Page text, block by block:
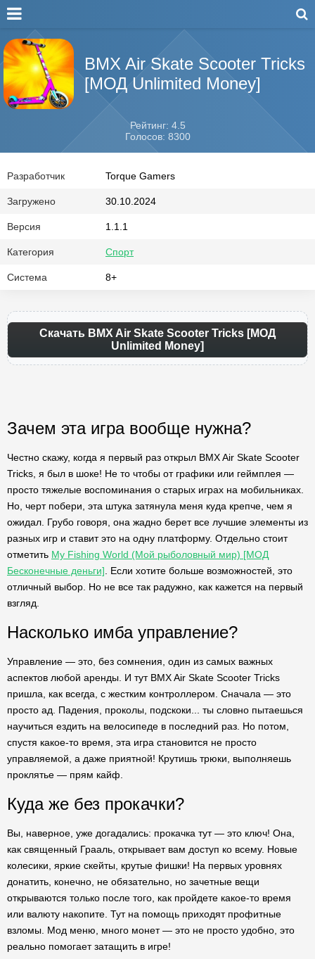
BMX Air Skate Scooter Tricks
[МОД Unlimited Money]
Рейтинг: 4.5
Голосов: 8300
Разработчик Torque Gamers
Загружено 30.10.2024
Версия 1.1.1
Категория Спорт
Система 8+
Скачать BMX Air Skate Scooter Tricks [МОД
Unlimited Money]
Зачем эта игра вообще нужна?
Честно скажу, когда я первый раз открыл BMX Air Skate Scooter
Tricks, я был в шоке! Не то чтобы от графики или геймплея —
просто тяжелые воспоминания о старых играх на мобильниках.
Но, черт побери, эта штука затянула меня куда крепче, чем я
ожидал. Грубо говоря, она жадно берет все лучшие элементы из
разных игр и ставит это на одну платформу. Отдельно стоит
отметить My Fishing World (Мой рыболовный мир) [МОД
Бесконечные деньги] . Если хотите больше возможностей, это
отличный выбор. Но не все так радужно, как кажется на первый
взгляд.
Насколько имба управление?
Управление — это, без сомнения, один из самых важных
аспектов любой аренды. И тут BMX Air Skate Scooter Tricks
пришла, как всегда, с жестким контроллером. Сначала — это
просто ад. Падения, проколы, подскоки... ты словно пытаешься
научиться ездить на велосипеде в последний раз. Но потом,
спустя какое-то время, эта игра становится не просто
управляемой, а даже приятной! Крутишь трюки, выполняешь
проклятье — прям кайф.
Куда же без прокачки?
Вы, наверное, уже догадались: прокачка тут — это ключ! Она,
как священный Грааль, открывает вам доступ ко всему. Новые
колесики, яркие скейты, крутые фишки! На первых уровнях
донатить, конечно, не обязательно, но зачетные вещи
открываются только после того, как пройдете какое-то время
или валюту накопите. Тут на помощь приходят профитные
взломы. Мод меню, много монет — это не просто удобно, это
реально помогает затащить в игре!